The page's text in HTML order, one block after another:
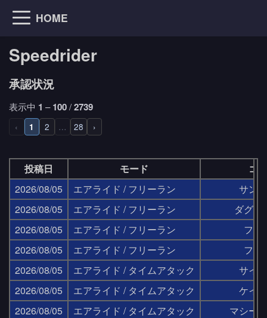
HOME
Speedrider
承認状況
表示中 1 –100/2739
‹ 1 2 … 28 ›
投稿日 モード
コ
2026/08/05
エアライド / フリーラン
サン
2026/08/05
エアライド / フリーラン
ダグウ
2026/08/05
エアライド / フリーラン
フラ
2026/08/05
エアライド / フリーラン
フラ
2026/08/05
エアライド / タイムアタック
サイ
2026/08/05
エアライド / タイムアタック
ケイ
2026/08/05
エアライド / タイムアタック
マシー